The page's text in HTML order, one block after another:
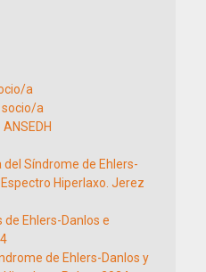
a
a
del Síndrome de Ehlers-
Hiperlaxo. Jerez
de Ehlers-Danlos e
de Ehlers-Danlos y